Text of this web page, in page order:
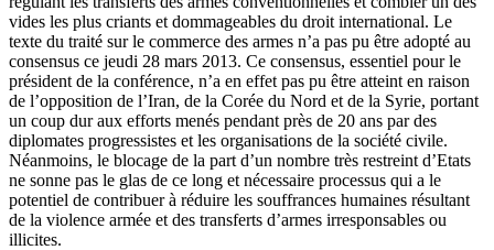
vides les plus criants et dommageables du droit international. Le
texte du traité sur le commerce des armes n’a pas pu être adopté au
consensus ce jeudi 28 mars 2013. Ce consensus, essentiel pour le
président de la conférence, n’a en effet pas pu être atteint en raison
de l’opposition de l’Iran, de la Corée du Nord et de la Syrie, portant
un coup dur aux efforts menés pendant près de 20 ans par des
diplomates progressistes et les organisations de la société civile.
Néanmoins, le blocage de la part d’un nombre très restreint d’Etats
ne sonne pas le glas de ce long et nécessaire processus qui a le
potentiel de contribuer à réduire les souffrances humaines résultant
de la violence armée et des transferts d’armes irresponsables ou
illicites.